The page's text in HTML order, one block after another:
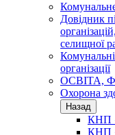
Довідник
селищної
організації
ОСВІТА,
Охорона
Назад
КНП
КНП